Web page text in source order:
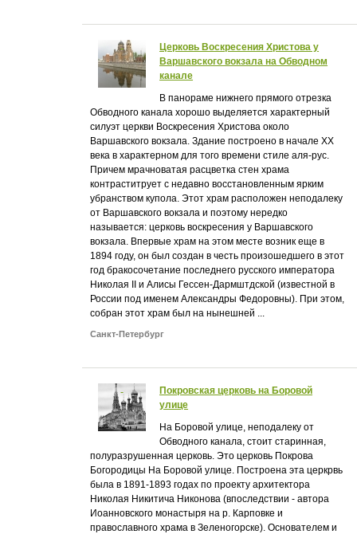
Церковь Воскресения Христова у
Варшавского вокзала на Обводном
канале
В панораме нижнего прямого отрезка
Обводного канала хорошо выделяется характерный
силуэт церкви Воскресения Христова около
Варшавского вокзала. Здание построено в начале XX
века в характерном для того времени стиле аля-рус.
Причем мрачноватая расцветка стен храма
контраститрует с недавно восстановленным ярким
убранством купола. Этот храм расположен неподалеку
от Варшавского вокзала и поэтому нередко
называется: церковь воскресения у Варшавского
вокзала. Впервые храм на этом месте возник еще в
1894 году, он был создан в честь произошедшего в этот
год бракосочетание последнего русского императора
Николая II и Алисы Гессен-Дармштдской (известной в
России под именем Александры Федоровны). При этом,
собран этот храм был на нынешней ...
Санкт-Петербург
Покровская церковь на Боровой
улице
На Боровой улице, неподалеку от
Обводного канала, стоит старинная,
полуразрушенная церковь. Это церковь Покрова
Богородицы На Боровой улице. Построена эта церкрвь
была в 1891-1893 годах по проекту архитектора
Николая Никитича Никонова (впоследствии - автора
Иоанновского монастыря на р. Карповке и
православного храма в Зеленогорске). Основателем и